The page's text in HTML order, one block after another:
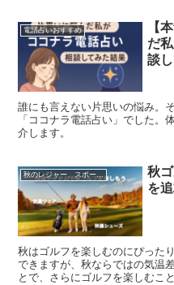
電話占いおすすめ
【
だ
談
誰にも言えない片思いの悩み。
「ココナラ電話占い」でした。
介します。
秋のレジャー、スポーツを快適に！
秋
を
秋はゴルフを楽しむのにぴった
できますが、秋ならではの気温
とで、さらにゴルフを楽しむ